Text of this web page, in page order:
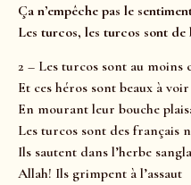
Ça n’empêche pas le
Les turcos, les turcos sont de
2 – Les turcos sont au moins
Et ces héros sont beaux à voir
En mourant leur bouche
Les turcos sont des français
Ils sautent dans l’herbe
Allah! Ils grimpent à l’assaut